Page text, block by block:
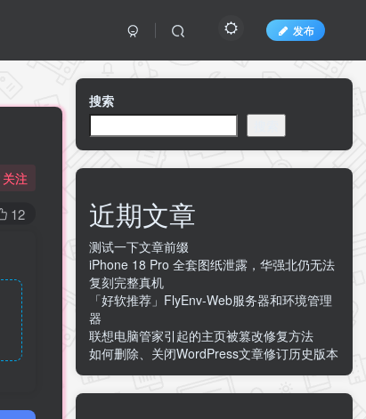
发布
关注
12
搜索
近期文章
测试一下文章前缀
iPhone 18 Pro 全套图纸泄露，华强北仍无法
复刻完整真机
「好软推荐」FlyEnv-Web服务器和环境管理
器
联想电脑管家引起的主页被篡改修复方法
如何删除、关闭WordPress文章修订历史版本